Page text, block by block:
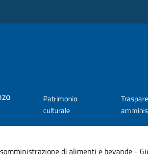
Patrimonio
culturale
di alimenti e bevande -